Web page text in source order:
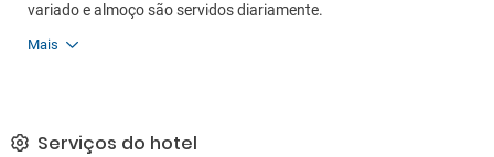
variado e almoço são servidos diariamente.
Mais
Serviços do hotel